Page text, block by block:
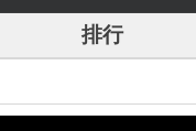
排行